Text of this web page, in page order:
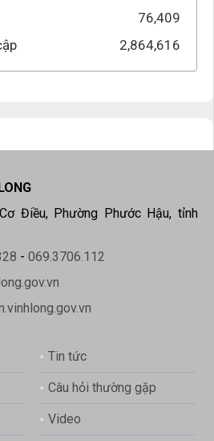
76,409
2,864,616
Điều, Phường Phước Hậu, tỉnh
- 069.3706.112
Tin tức
Câu hỏi thường gặp
Video